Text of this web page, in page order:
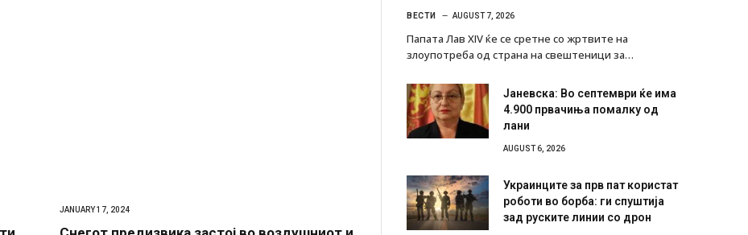
JANUARY 17, 2024
ВЕСТИ AUGUST 7, 2026
Папата Лав XIV ќе се сретне со жртвите на
злоупотреба од страна на свештеници за…
Јаневска: Во септември ќе има
4.900 првачиња помалку од
лани
AUGUST 6, 2026
Украинците за прв пат користат
роботи во борба: ги спуштија
зад руските линии со дрон